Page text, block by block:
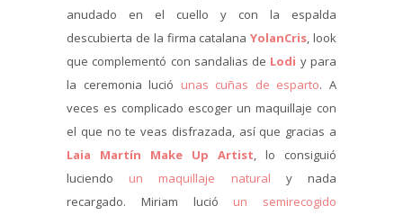
anudado en el cuello y con la espalda
descubierta de la firma catalanaYolanCris, look
que complementó con sandalias de Lodi y para
la ceremonia lució unas cuñas de esparto. A
veces es complicado escoger un maquillaje con
el que no te veas disfrazada, así que gracias a
Laia Martín Make Up Artist, lo consiguió
luciendo un maquillaje natural y nada
recargado. Miriam lució un semirecogido